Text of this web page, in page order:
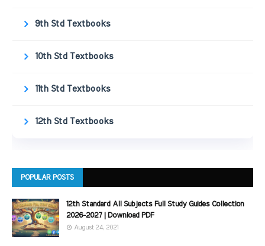
9th Std Textbooks
10th Std Textbooks
11th Std Textbooks
12th Std Textbooks
POPULAR POSTS
12th Standard All Subjects Full Study Guides Collection
2026-2027 | Download PDF
August 24, 2021